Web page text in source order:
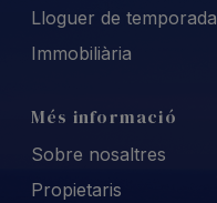
Lloguer de temporada
Immobiliària
Més informació
Sobre nosaltres
Propietaris